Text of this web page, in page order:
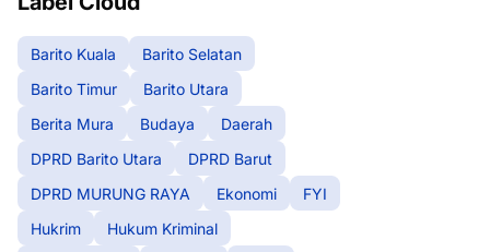
Barito Kuala
Barito Selatan
Barito Timur
Barito Utara
Berita Mura
Budaya
Daerah
DPRD Barito Utara
DPRD Barut
DPRD MURUNG RAYA
Ekonomi
FYI
Hukrim
Hukum Kriminal